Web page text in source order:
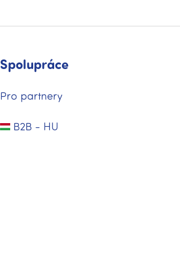
Spolupráce
Pro partnery
B2B - HU